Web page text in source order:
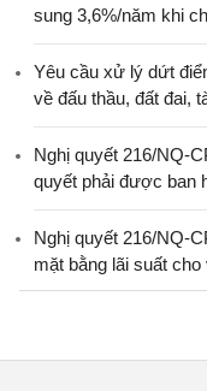
sung 3,6%/năm khi
Yêu cầu xử lý dứt
về đấu thầu, đất đai,
Nghị quyết 216/NQ-
quyết phải được ban
Nghị quyết 216/NQ-
mặt bằng lãi suất cho